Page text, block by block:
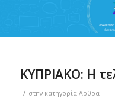
ΚΥΠΡΙΑΚΟ: Η
/ στην κατηγορία Άρθρα